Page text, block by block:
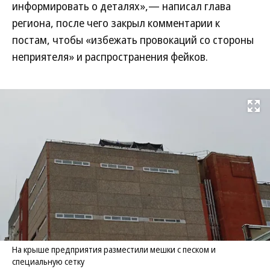
информировать о деталях»,— написал глава
региона, после чего закрыл комментарии к
постам, чтобы «избежать провокаций со стороны
неприятеля» и распространения фейков.
Развернуть
На крыше предприятия разместили мешки с песком и
специальную сетку